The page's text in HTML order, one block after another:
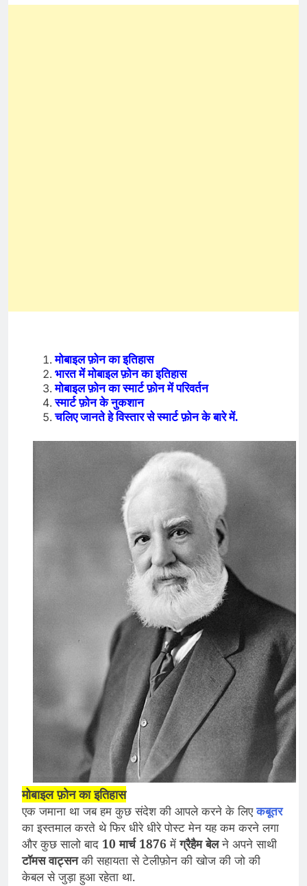
मोबाइल फ़ोन का इतिहास
भारत में मोबाइल फ़ोन का इतिहास
मोबाइल फ़ोन का स्मार्ट फ़ोन में परिवर्तन
स्मार्ट फ़ोन के नुकशान
चलिए जानते हे विस्तार से स्मार्ट फ़ोन के बारे में.
मोबाइल फ़ोन का इतिहास
एक जमाना था जब हम कुछ संदेश की आपले करने के लिएकबूतर
का इस्तमाल करते थे फिर धीरे धीरे पोस्ट मेन यह कम करने लगा
और कुछ सालो बाद 10 मार्च 1876 मेंग्रैहैम बेलने अपने साथी
टॉमस वाट्सनकी सहायता से टेलीफ़ोन की खोज की जो की
केबल से जुड़ा हुआ रहेता था.